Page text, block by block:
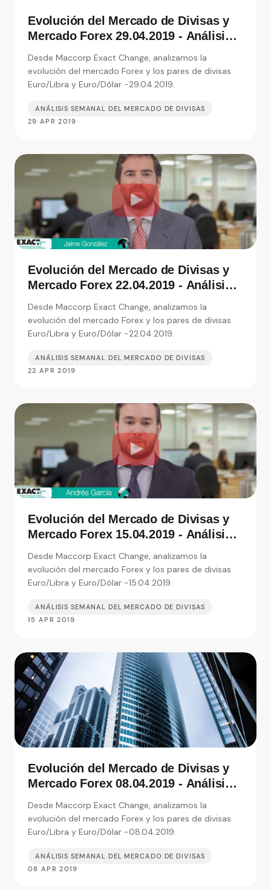
Evolución del Mercado de Divisas y
Mercado Forex 29.04.2019 - Análisis
de moneda
Desde Maccorp Exact Change, analizamos la
evolución del mercado Forex y los pares de divisas
Euro/Libra y Euro/Dólar -29.04.2019.
ANÁLISIS SEMANAL DEL MERCADO DE DIVISAS
29 APR 2019
Evolución del Mercado de Divisas y
Mercado Forex 22.04.2019 - Análisis
de moneda
Desde Maccorp Exact Change, analizamos la
evolución del mercado Forex y los pares de divisas
Euro/Libra y Euro/Dólar -22.04.2019.
ANÁLISIS SEMANAL DEL MERCADO DE DIVISAS
22 APR 2019
Evolución del Mercado de Divisas y
Mercado Forex 15.04.2019 - Análisis
de moneda
Desde Maccorp Exact Change, analizamos la
evolución del mercado Forex y los pares de divisas
Euro/Libra y Euro/Dólar -15.04.2019.
ANÁLISIS SEMANAL DEL MERCADO DE DIVISAS
15 APR 2019
Evolución del Mercado de Divisas y
Mercado Forex 08.04.2019 - Análisis
de moneda
Desde Maccorp Exact Change, analizamos la
evolución del mercado Forex y los pares de divisas
Euro/Libra y Euro/Dólar -08.04.2019.
ANÁLISIS SEMANAL DEL MERCADO DE DIVISAS
08 APR 2019